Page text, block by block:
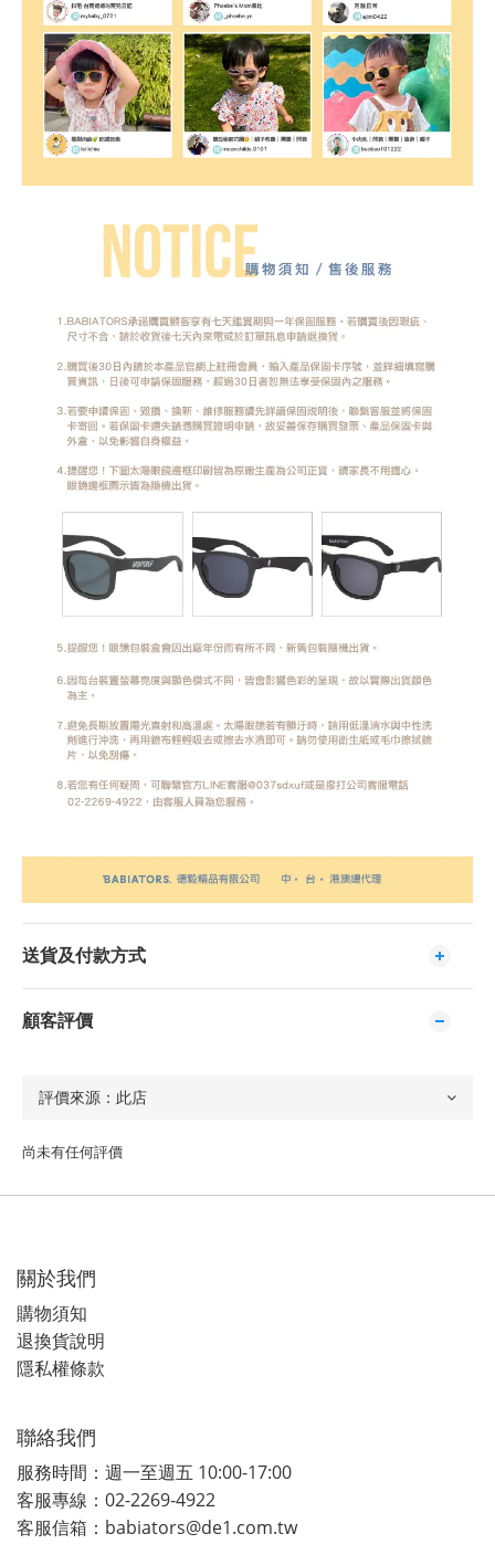
送貨及付款方式
顧客評價
尚未有任何評價
關於我們
購物須知
退換貨說明
隱私權條款
聯絡我們
服務時間：週一至週五 10:00-17:00
客服專線：02-2269-4922
客服信箱：babiators@de1.com.tw